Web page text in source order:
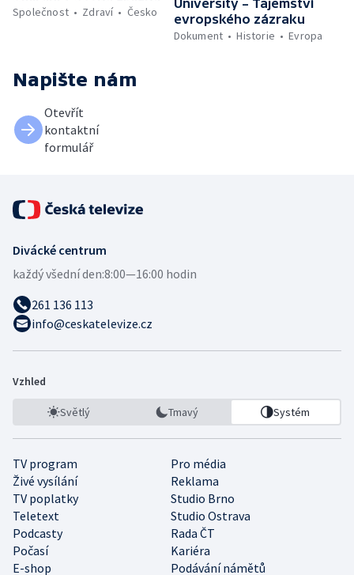
Společnost
Zdraví Česko
University – Tajemství
evropského zázraku
Dokument
Historie Evropa
Napište nám
Otevřít
kontaktní
formulář
Divácké centrum
každý všední den:8:00—16:00 hodin
261 136 113
info@ceskatelevize.cz
Vzhled
Světlý Tmavý Systém
TV program
Pro média
Živé vysílání
Reklama
TV poplatky
Studio Brno
Teletext
Studio Ostrava
Podcasty
Rada ČT
Počasí
Kariéra
E-shop
Podávání námětů